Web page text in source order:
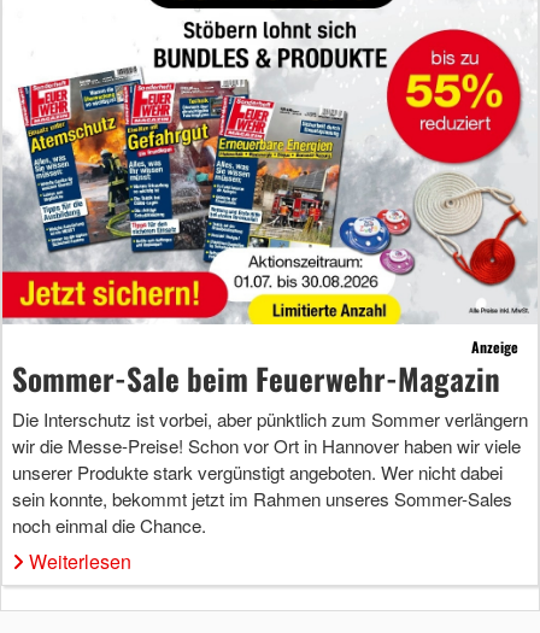
Anzeige
Sommer-Sale beim Feuerwehr-Magazin
Die Interschutz ist vorbei, aber pünktlich zum Sommer verlängern
wir die Messe-Preise! Schon vor Ort in Hannover haben wir viele
unserer Produkte stark vergünstigt angeboten. Wer nicht dabei
sein konnte, bekommt jetzt im Rahmen unseres Sommer-Sales
noch einmal die Chance.
Weiterlesen